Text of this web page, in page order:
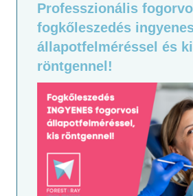
Professzionális
fogkőleszedés
állapotfelméréssel és
röntgennel!